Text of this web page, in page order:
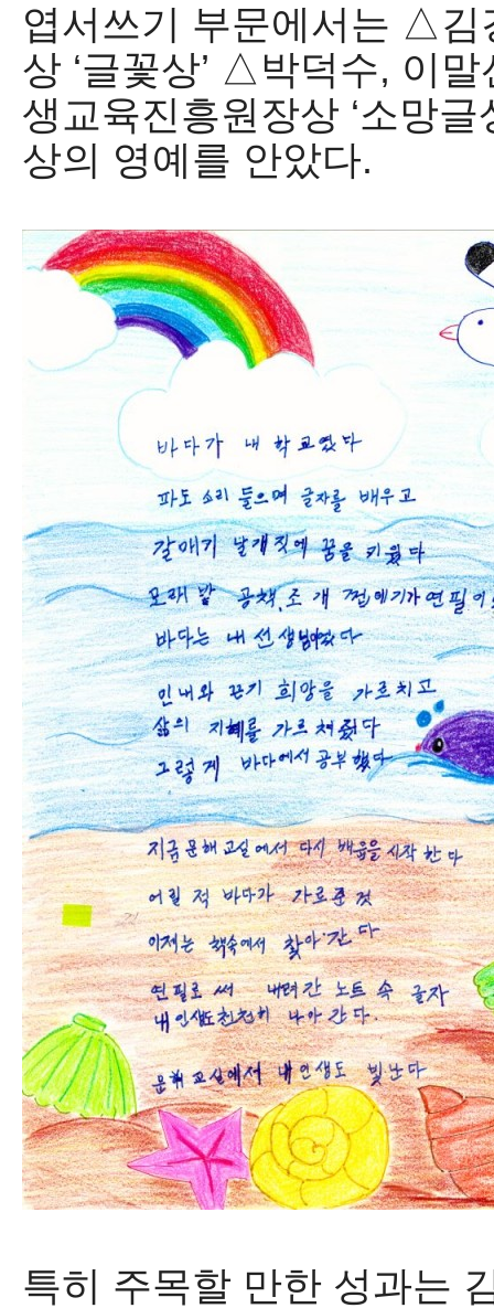
엽서쓰기 부문에서는 △김
상 ‘글꽃상’ △ 박덕수, 이말
생교육진흥원장상 ‘소망글
상의 영예를 안았다.
특히 주목할 만한 성과는